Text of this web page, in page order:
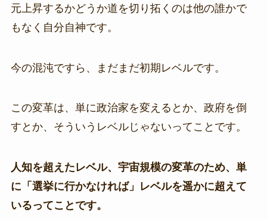
元上昇するかどうか道を切り拓くのは他の誰かで
もなく自分自神です。
今の混沌ですら、まだまだ初期レベルです。
この変革は、単に政治家を変えるとか、政府を倒
すとか、そういうレベルじゃないってことです。
人知を超えたレベル、宇宙規模の変革のため、単
に「選挙に行かなければ」レベルを遥かに超えて
いるってことです。